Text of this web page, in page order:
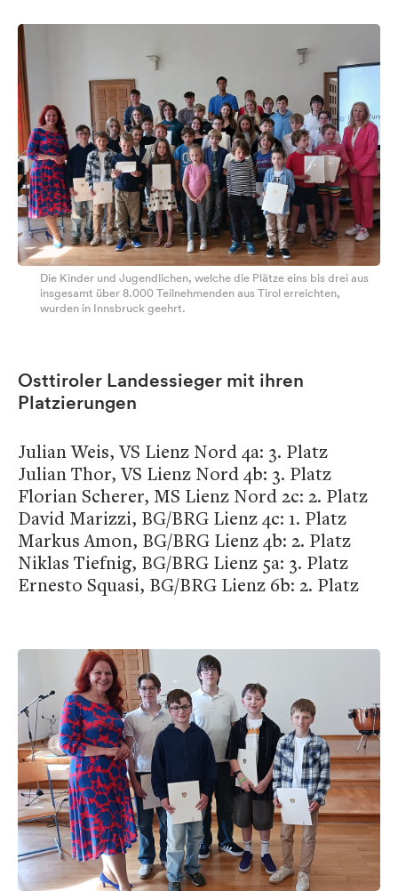
Die Kinder und Jugendlichen, welche die Plätze eins bis drei aus
insgesamt über 8.000 Teilnehmenden aus Tirol erreichten,
wurden in Innsbruck geehrt.
Osttiroler Landessieger mit ihren
Platzierungen
Julian Weis, VS Lienz Nord 4a: 3. Platz
Julian Thor, VS Lienz Nord 4b: 3. Platz
Florian Scherer, MS Lienz Nord 2c: 2. Platz
David Marizzi, BG/BRG Lienz 4c: 1. Platz
Markus Amon, BG/BRG Lienz 4b: 2. Platz
Niklas Tiefnig, BG/BRG Lienz 5a: 3. Platz
Ernesto Squasi, BG/BRG Lienz 6b: 2. Platz